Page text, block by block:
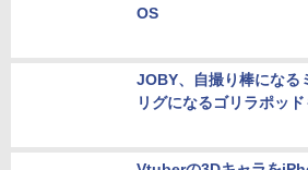
OS
JOBY、自撮り棒になる
リグになるゴリラポッド